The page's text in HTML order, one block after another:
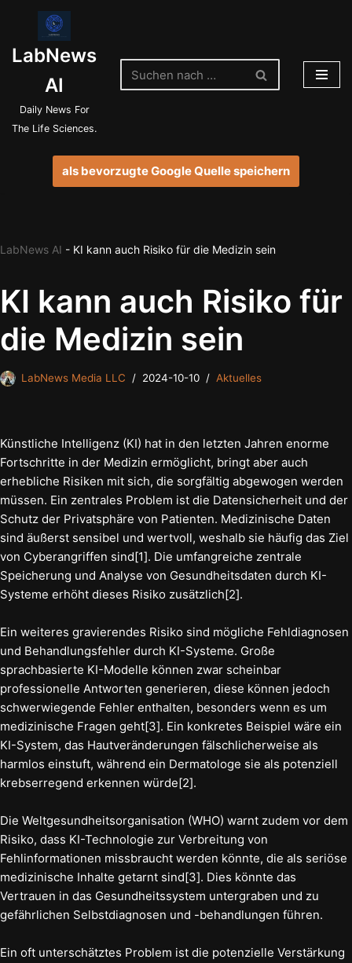
Inhalt
springen
LabNews
AI
Daily News For
The Life Sciences.
als bevorzugte Google Quelle speichern
LabNews AI - KI kann auch Risiko für die Medizin sein
KI kann auch Risiko für
die Medizin sein
LabNews Media LLC 2024-10-10 Aktuelles
Künstliche Intelligenz (KI) hat in den letzten Jahren enorme
Fortschritte in der Medizin ermöglicht, bringt aber auch
erhebliche Risiken mit sich, die sorgfältig abgewogen werden
müssen. Ein zentrales Problem ist die Datensicherheit und der
Schutz der Privatsphäre von Patienten. Medizinische Daten
sind äußerst sensibel und wertvoll, weshalb sie häufig das Ziel
von Cyberangriffen sind[1]. Die umfangreiche zentrale
Speicherung und Analyse von Gesundheitsdaten durch KI-
Systeme erhöht dieses Risiko zusätzlich[2].
Ein weiteres gravierendes Risiko sind mögliche Fehldiagnosen
und Behandlungsfehler durch KI-Systeme. Große
sprachbasierte KI-Modelle können zwar scheinbar
professionelle Antworten generieren, diese können jedoch
schwerwiegende Fehler enthalten, besonders wenn es um
medizinische Fragen geht[3]. Ein konkretes Beispiel wäre ein
KI-System, das Hautveränderungen fälschlicherweise als
harmlos einstuft, während ein Dermatologe sie als potenziell
krebserregend erkennen würde[2].
Die Weltgesundheitsorganisation (WHO) warnt zudem vor dem
Risiko, dass KI-Technologie zur Verbreitung von
Fehlinformationen missbraucht werden könnte, die als seriöse
medizinische Inhalte getarnt sind[3]. Dies könnte das
Vertrauen in das Gesundheitssystem untergraben und zu
gefährlichen Selbstdiagnosen und -behandlungen führen.
Ein oft unterschätztes Problem ist die potenzielle Verstärkung